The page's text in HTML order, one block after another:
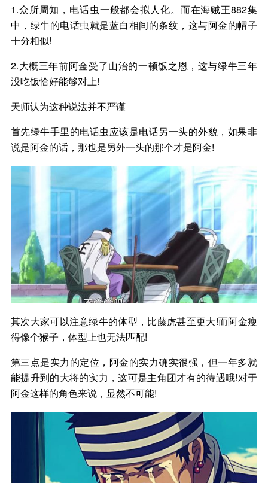
1.众所周知，电话虫一般都会拟人化。而在海贼王882集
中，绿牛的电话虫就是蓝白相间的条纹，这与阿金的帽子
十分相似!
2.大概三年前阿金受了山治的一顿饭之恩，这与绿牛三年
没吃饭恰好能够对上!
天师认为这种说法并不严谨
首先绿牛手里的电话虫应该是电话另一头的外貌，如果非
说是阿金的话，那也是另外一头的那个才是阿金!
其次大家可以注意绿牛的体型，比藤虎甚至更大!而阿金瘦
得像个猴子，体型上也无法匹配!
第三点是实力的定位，阿金的实力确实很强，但一年多就
能提升到的大将的实力，这可是主角团才有的待遇哦!对于
阿金这样的角色来说，显然不可能!